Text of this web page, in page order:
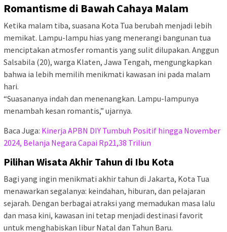
Romantisme di Bawah Cahaya Malam
Ketika malam tiba, suasana Kota Tua berubah menjadi lebih
memikat. Lampu-lampu hias yang menerangi bangunan tua
menciptakan atmosfer romantis yang sulit dilupakan. Anggun
Salsabila (20), warga Klaten, Jawa Tengah, mengungkapkan
bahwa ia lebih memilih menikmati kawasan ini pada malam
hari.
“Suasananya indah dan menenangkan. Lampu-lampunya
menambah kesan romantis,” ujarnya.
Baca Juga: Kinerja APBN DIY Tumbuh Positif hingga November
2024, Belanja Negara Capai Rp21,38 Triliun
Pilihan Wisata Akhir Tahun di Ibu Kota
Bagi yang ingin menikmati akhir tahun di Jakarta, Kota Tua
menawarkan segalanya: keindahan, hiburan, dan pelajaran
sejarah. Dengan berbagai atraksi yang memadukan masa lalu
dan masa kini, kawasan ini tetap menjadi destinasi favorit
untuk menghabiskan libur Natal dan Tahun Baru.